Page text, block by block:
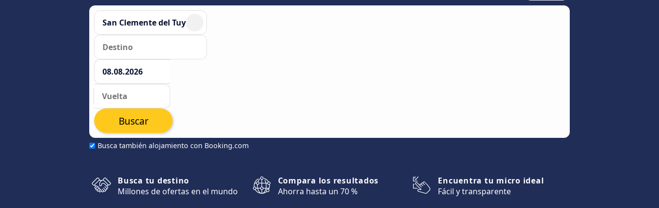
Busca también alojamiento con Booking.com
Buscar
Busca tu destino
Millones de ofertas en el mundo
Compara los resultados
Ahorra hasta un 70 %
Encuentra tu micro ideal
Fácil y transparente